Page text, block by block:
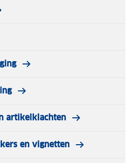
artikelklachten
en vignetten